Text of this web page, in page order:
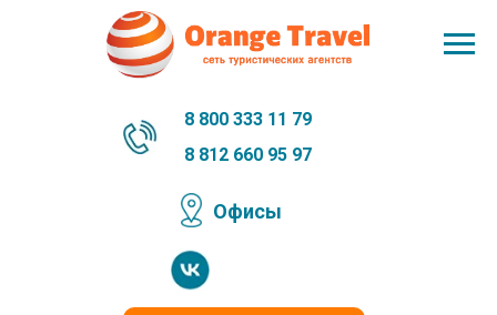
Офисы
8 812 660 95 97
8 800 333 11 79